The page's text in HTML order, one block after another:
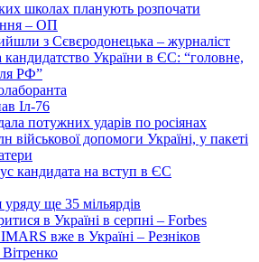
школах планують розпочати
– ОП
з Сєвєродонецька – журналіст
кандидатство України в ЄС: “головне,
РФ”
Іл-76
потужних ударів по росіянах
допомоги Україні, у пакеті
кандидата на вступ в ЄС
ще 35 мільярдів
в Україні в серпні – Forbes
вже в Україні – Резніков